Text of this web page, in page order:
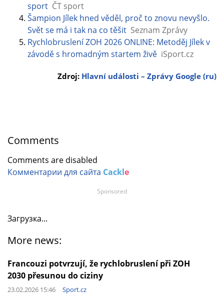
sport ČT sport
Šampion Jílek hned věděl, proč to znovu nevyšlo.
Svět se má i tak na co těšit Seznam Zprávy
Rychlobruslení ZOH 2026 ONLINE: Metoděj Jílek v
závodě s hromadným startem živě iSport.cz
Zdroj: Hlavní události – Zprávy Google (ru)
Comments
Comments are disabled
Комментарии для сайта Cackle
Загрузка...
More news:
Francouzi potvrzují, že rychlobruslení při ZOH
2030 přesunou do ciziny
23.02.2026 15:46 Sport.cz
Sponsored